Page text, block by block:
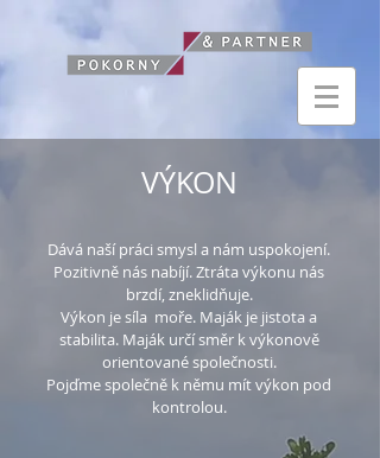
VÝKON
Dává naší práci smysl a nám uspokojení.
Pozitivně nás nabíjí. Ztráta výkonu nás
brzdí, zneklidňuje.
Výkon je síla moře. Maják je jistota a
stabilita. Maják určí směr k výkonově
orientované společnosti.
Pojďme společně k němu mít výkon pod
kontrolou.